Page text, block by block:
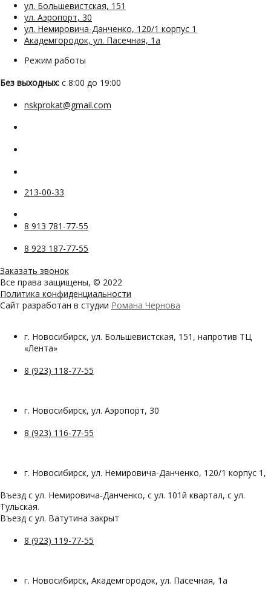
ул. Большевистская, 151
ул. Аэропорт, 30
ул. Немировича-Данченко, 120/1 корпус 1
Академгородок, ул. Пасечная, 1а
Режим работы
Без выходных: с 8:00 до 19:00
nskprokat@gmail.com
213-00-33
8 913 781-77-55
8 923 187-77-55
Заказать звонок
Все права защищены, © 2022
Политика конфиденциальности
Сайт разработан в студии Романа Чернова
г. Новосибирск, ул. Большевистская, 151, напротив ТЦ
«Лента»
8 (923) 118-77-55
г. Новосибирск, ул. Аэропорт, 30
8 (923) 116-77-55
г. Новосибирск, ул. Немировича-Данченко, 120/1 корпус 1,
Въезд с ул. Немировича-Данченко, с ул. 101й квартал, с ул.
Тульская.
Въезд с ул. Ватутина закрыт
8 (923) 119-77-55
г. Новосибирск, Академгородок, ул. Пасечная, 1а